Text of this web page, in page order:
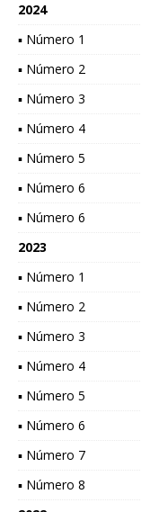
2024
▪ Número 1
▪ Número 2
▪ Número 3
▪ Número 4
▪ Número 5
▪ Número 6
▪ Número 6
2023
▪ Número 1
▪ Número 2
▪ Número 3
▪ Número 4
▪ Número 5
▪ Número 6
▪ Número 7
▪ Número 8